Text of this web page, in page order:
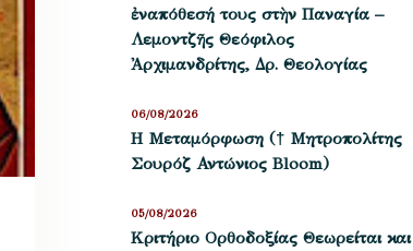
ἐναπόθεσή τους στὴν Παναγία –
Λεμοντζῆς Θεόφιλος
Ἀρχιμανδρίτης, Δρ. Θεολογίας
Η Μεταμόρφωση († Μητροπολίτης
Σουρόζ Αντώνιος Bloom)
06/08/2026
Kριτήριο Oρθοδοξίας Θεωρείται και
05/08/2026